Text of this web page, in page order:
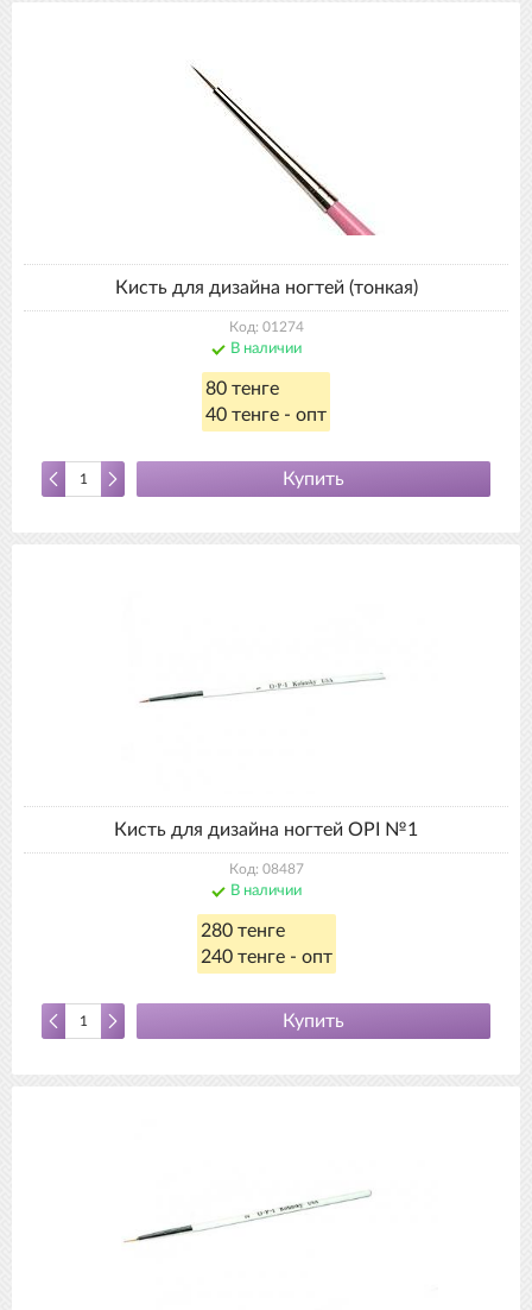
Кисть для дизайна ногтей (тонкая)
Код: 01274
В наличии
80 тенге
40 тенге - опт
Купить
Кисть для дизайна ногтей OPI №1
Код: 08487
В наличии
280 тенге
240 тенге - опт
Купить